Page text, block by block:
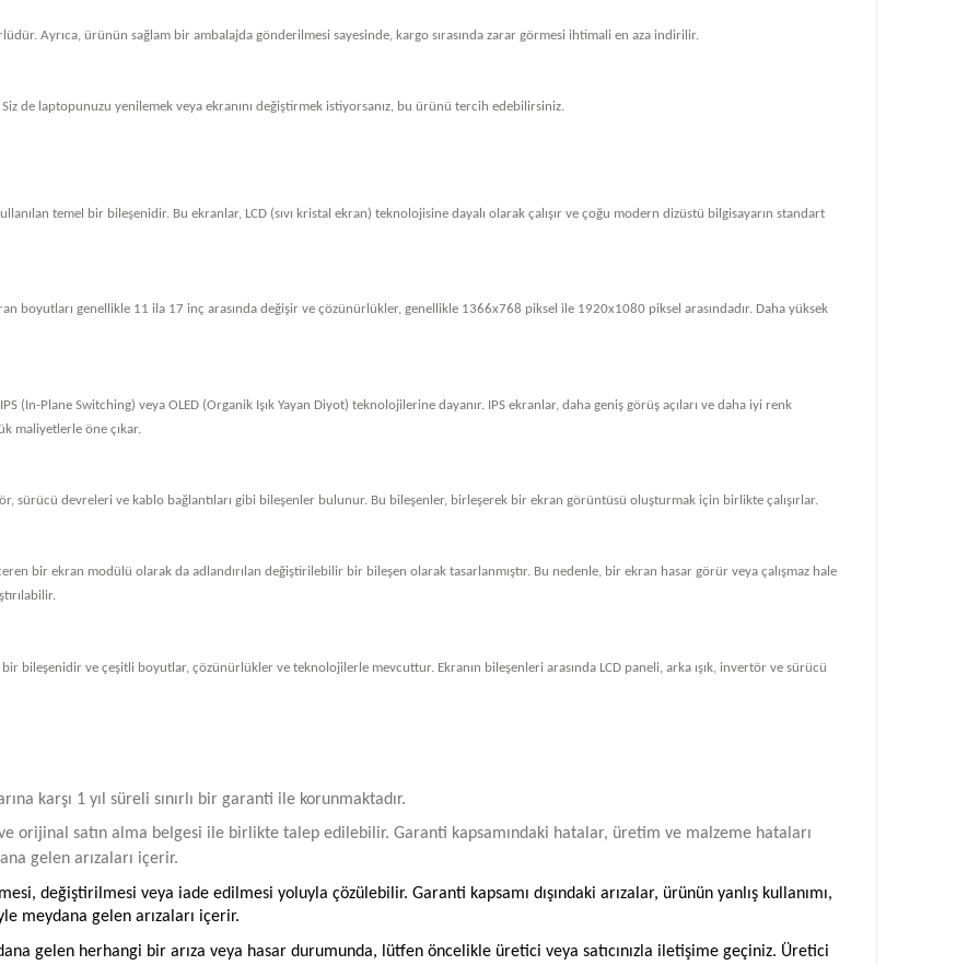
Ayrıca, ürünün sağlam bir ambalajda gönderilmesi sayesinde, kargo sırasında zarar görmesi ihtimali en aza indirilir.
de laptopunuzu yenilemek veya ekranını değiştirmek istiyorsanız, bu ürünü tercih edebilirsiniz.
temel bir bileşenidir. Bu ekranlar, LCD (sıvı kristal ekran) teknolojisine dayalı olarak çalışır ve çoğu modern dizüstü bilgisayarın standart
boyutları genellikle 11 ila 17 inç arasında değişir ve çözünürlükler, genellikle 1366x768 piksel ile 1920x1080 piksel arasındadır. Daha yüksek
(In-Plane Switching) veya OLED (Organik Işık Yayan Diyot) teknolojilerine dayanır. IPS ekranlar, daha geniş görüş açıları ve daha iyi renk
maliyetlerle öne çıkar.
sürücü devreleri ve kablo bağlantıları gibi bileşenler bulunur. Bu bileşenler, birleşerek bir ekran görüntüsü oluşturmak için birlikte çalışırlar.
bir ekran modülü olarak da adlandırılan değiştirilebilir bir bileşen olarak tasarlanmıştır. Bu nedenle, bir ekran hasar görür veya çalışmaz hale
bileşenidir ve çeşitli boyutlar, çözünürlükler ve teknolojilerle mevcuttur. Ekranın bileşenleri arasında LCD paneli, arka ışık, invertör ve sürücü
karşı 1 yıl süreli sınırlı bir garanti ile korunmaktadır.
satın alma belgesi ile birlikte talep edilebilir. Garanti kapsamındaki hatalar, üretim ve malzeme hataları
gelen arızaları içerir.
değiştirilmesi veya iade edilmesi yoluyla çözülebilir. Garanti kapsamı dışındaki arızalar, ürünün yanlış kullanımı,
meydana gelen arızaları içerir.
gelen herhangi bir arıza veya hasar durumunda, lütfen öncelikle üretici veya satıcınızla iletişime geçiniz. Üretici